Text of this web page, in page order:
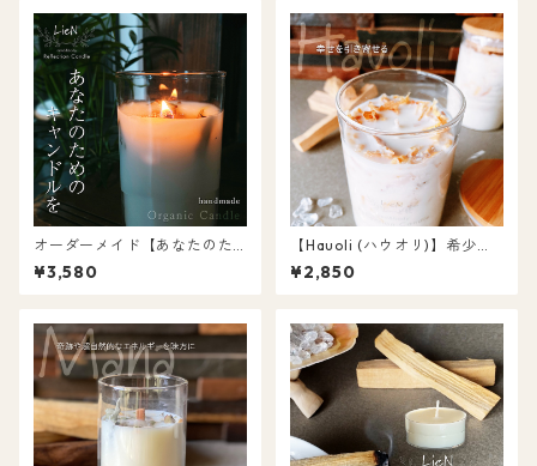
オーダーメイド【あなたのた
めのキャンドル】容器から材
料まで選んで自分だけのキャ
ガニック キャンドル 天然アロ
マ 送料無料
¥3,580
【Hauoli (ハウオリ)】希少な
パロサントたっぷりソイキャ
ンドル 250ml ボトル
¥2,850